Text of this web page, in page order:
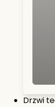
Drzwi